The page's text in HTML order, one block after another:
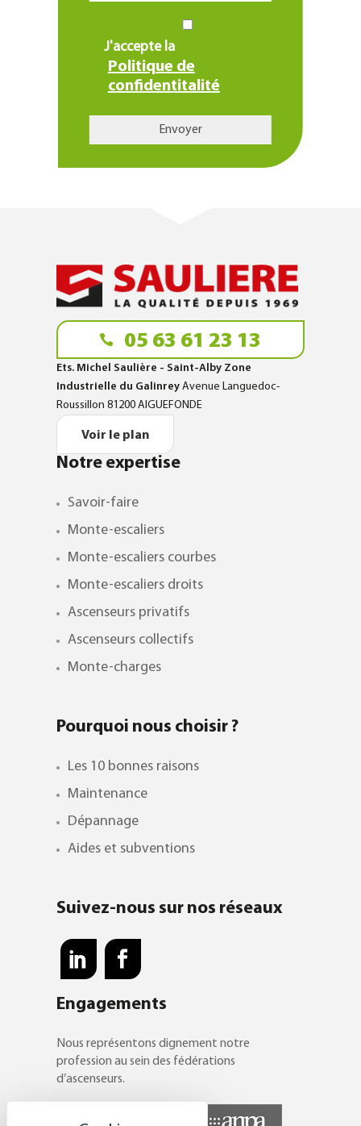
J'accepte la
Politique de
confidentitalité
05 63 61 23 13
Ets. Michel Saulière - Saint-Alby Zone
Industrielle du Galinrey Avenue Languedoc-
Roussillon 81200 AIGUEFONDE
Voir le plan
Notre expertise
Savoir-faire
Monte-escaliers
Monte-escaliers courbes
Monte-escaliers droits
Ascenseurs privatifs
Ascenseurs collectifs
Monte-charges
Pourquoi nous choisir ?
Les 10 bonnes raisons
Maintenance
Dépannage
Aides et subventions
Suivez-nous sur nos réseaux
Engagements
Nous représentons dignement notre
profession au sein des fédérations
d’ascenseurs.